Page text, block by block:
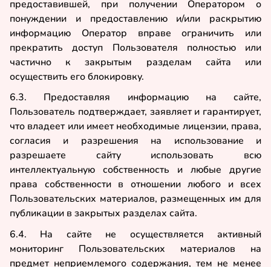
предоставившей, при получении Оператором о
понуждении и предоставлению и/или раскрытию
информацию Оператор вправе ограничить или
прекратить доступ Пользователя полностью или
частично к закрытым разделам сайта или
осуществить его блокировку.
6.3. Предоставляя информацию на сайте,
Пользователь подтверждает, заявляет и гарантирует,
что владеет или имеет необходимые лицензии, права,
согласия и разрешения на использование и
разрешаете сайту использовать всю
интеллектуальную собственность и любые другие
права собственности в отношении любого и всех
Пользовательских материалов, размещенных им для
публикации в закрытых разделах сайта.
6.4. На сайте не осуществляется активный
мониторинг Пользовательских материалов на
предмет неприемлемого содержания, тем не менее